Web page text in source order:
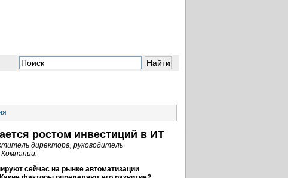
ростом инвестиций в ИТ
директора, руководитель
сейчас на рынке автоматизации